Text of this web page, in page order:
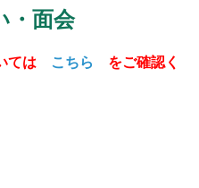
・面会
ては こちら
をご確認く